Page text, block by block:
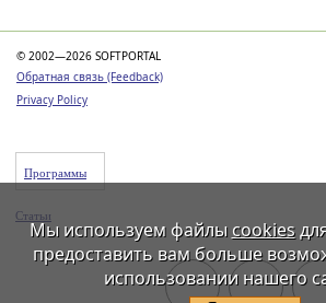
© 2002—2026 SOFTPORTAL
Обратная связь (Feedback)
Privacy Policy
Программы
Статьи
Мы используем файлы cookies
предоставить вам больше
использовании нашего